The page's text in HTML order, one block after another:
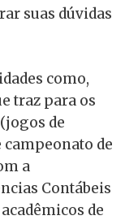
suas dúvidas
como,
traz para os
de
campeonato de
a
Contábeis
de